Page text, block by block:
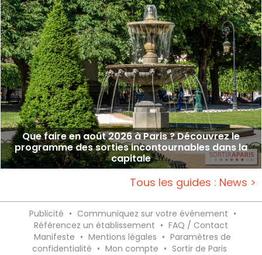
Que faire en août 2026 à Paris ? Découvrez le
programme des sorties incontournables dans la
capitale
Tous les guides : News >
Publicité • Communiquez sur votre événement •
Référencez un établissement • FAQ / Contact
Manifeste • Mentions légales • Paramètres de
confidentialité • Mon compte • Sortir de Paris